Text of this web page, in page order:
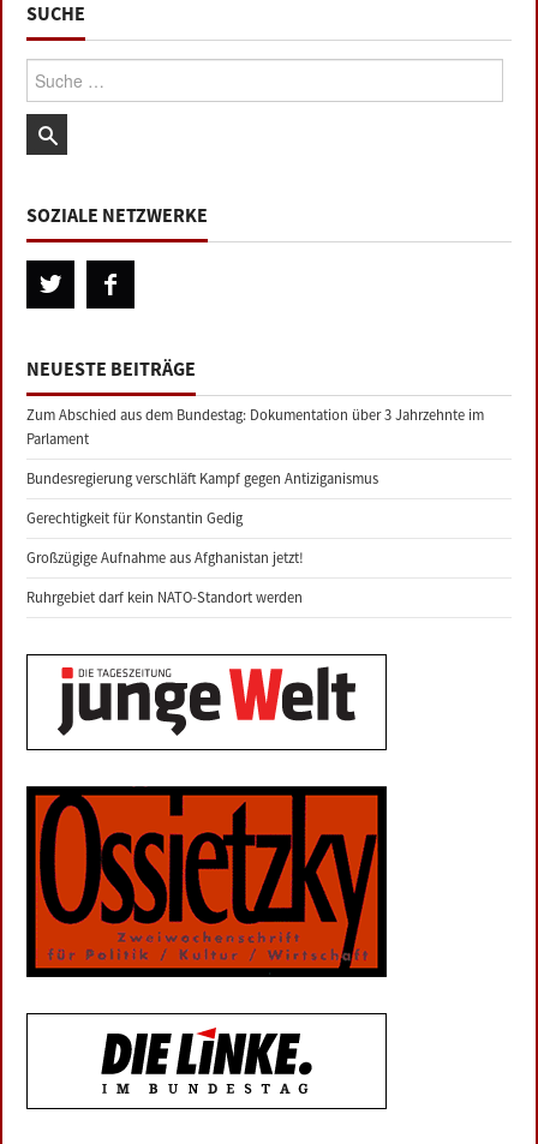
SUCHE
Suche:
SOZIALE NETZWERKE
NEUESTE BEITRÄGE
Zum Abschied aus dem Bundestag: Dokumentation über 3 Jahrzehnte im
Parlament
Bundesregierung verschläft Kampf gegen Antiziganismus
Gerechtigkeit für Konstantin Gedig
Großzügige Aufnahme aus Afghanistan jetzt!
Ruhrgebiet darf kein NATO-Standort werden